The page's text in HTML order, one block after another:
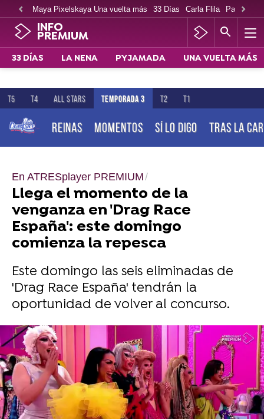
Maya Pixelskaya Una vuelta más 33 Días Carla Flila Paco
INFO
PREMIUM
33 DÍAS LA NENA PYJAMADA UNA VUELTA MÁS
T5 T4 ALL STARS TEMPORADA 3 T2 T1
REINAS MOMENTOS SÍ LO DIGO TRAS LA
En ATRESplayer PREMIUM
Llega el momento de la
venganza en 'Drag Race
España': este domingo
comienza la repesca
Este domingo las seis eliminadas de
'Drag Race España' tendrán la
oportunidad de volver al concurso.
atresplayer